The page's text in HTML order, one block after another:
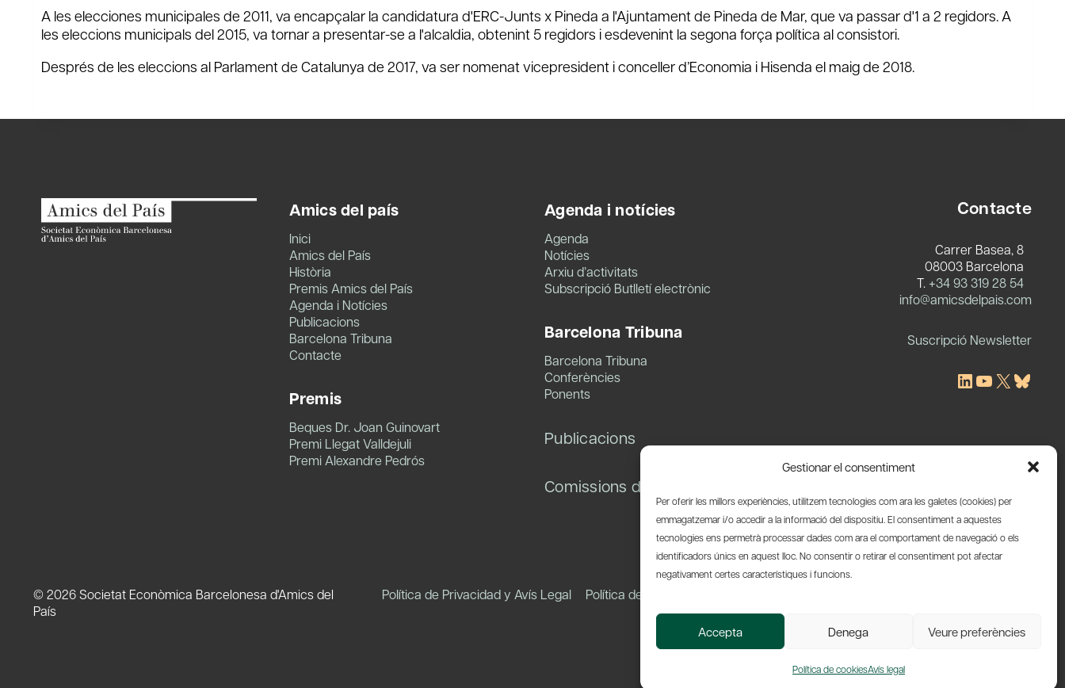
Gestionar el consentiment
Per oferir les millors experiències, utilitzem tecnologies com ara les galetes (cookies) per
emmagatzemar i/o accedir a la informació del dispositiu. El consentiment a aquestes
tecnologies ens permetrà processar dades com ara el comportament de navegació o els
identificadors únics en aquest lloc. No consentir o retirar el consentiment pot afectar
negativament certes característiques i funcions.
Accepta Denega Veure preferències
Política de cookiesAvís legal
A les elecciones municipales de 2011, va encapçalar la candidatura d'ERC-Junts x Pineda a l'Ajuntament de Pineda de Mar, que va passar d'1 a 2 regidors. A
les eleccions municipals del 2015, va tornar a presentar-se a l'alcaldia, obtenint 5 regidors i esdevenint la segona força política al consistori.
Després de les eleccions al Parlament de Catalunya de 2017, va ser nomenat vicepresident i conceller d’Economia i Hisenda el maig de 2018.
Amics del país
Inici
Amics del País
Història
Premis Amics del País
Agenda i Notícies
Publicacions
Barcelona Tribuna
Contacte
Premis
Beques Dr. Joan Guinovart
Premi Llegat Valldejuli
Premi Alexandre Pedrós
Agenda i notícies
Agenda
Notícies
Arxiu d’activitats
Subscripció Butlletí electrònic
Barcelona Tribuna
Barcelona Tribuna
Conferències
Ponents
Publicacions
Comissions de treball
Contacte
Carrer Basea, 8
08003 Barcelona
T. +34 93 319 28 54
info@amicsdelpais.com
Suscripció Newsletter
LinkedIn
YouTube
X
© 2026 Societat Econòmica Barcelonesa d'Amics del
País
Política de Privacidad y Avís Legal Política de Cookies